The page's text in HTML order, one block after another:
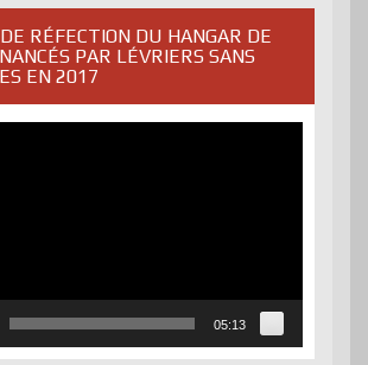
RÉFECTION DU HANGAR DE
PAR LÉVRIERS SANS
EN 2017
05:13